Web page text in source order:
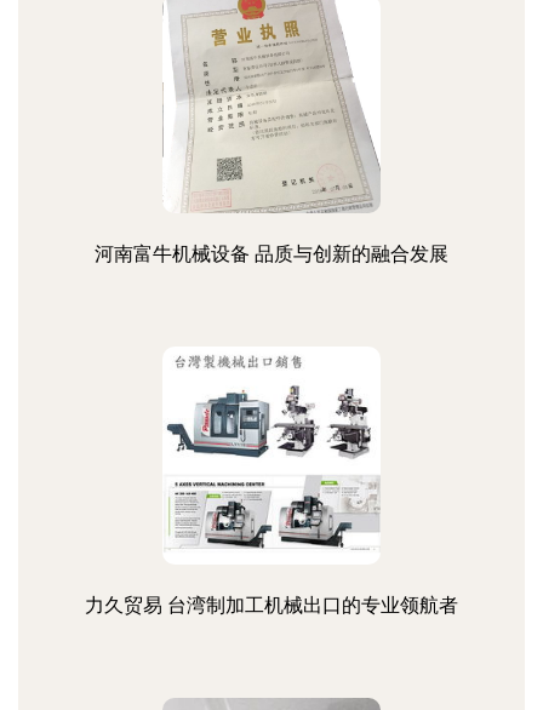
河南富牛机械设备 品质与创新的融合发展
力久贸易 台湾制加工机械出口的专业领航者